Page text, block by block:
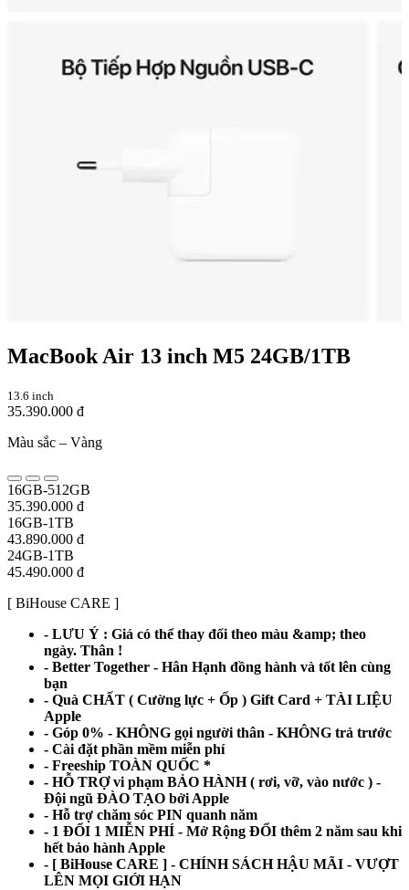
MacBook Air 13 inch M5 24GB/1TB
13.6 inch
35.390.000 đ
Màu sắc – Vàng
16GB-512GB
35.390.000 đ
16GB-1TB
43.890.000 đ
24GB-1TB
45.490.000 đ
[ BiHouse CARE ]
- LƯU Ý : Giá có thể thay đổi theo màu &amp; theo
ngày. Thân !
- Better Together - Hân Hạnh đồng hành và tốt lên cùng
bạn
- Quà CHẤT ( Cường lực + Ốp ) Gift Card + TÀI LIỆU
Apple
- Góp 0% - KHÔNG gọi người thân - KHÔNG trả trước
- Cài đặt phần mềm miễn phí
- Freeship TOÀN QUỐC *
- HỖ TRỢ vi phạm BẢO HÀNH ( rơi, vỡ, vào nước ) -
Đội ngũ ĐÀO TẠO bởi Apple
- Hỗ trợ chăm sóc PIN quanh năm
- 1 ĐỔI 1 MIỄN PHÍ - Mở Rộng ĐỔI thêm 2 năm sau khi
hết bảo hành Apple
- [ BiHouse CARE ] - CHÍNH SÁCH HẬU MÃI - VƯỢT
LÊN MỌI GIỚI HẠN